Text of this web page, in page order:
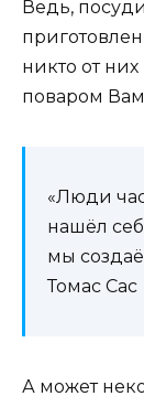
Ведь,
никто от
поваром Вам
«Люди
нашёл
мы
Томас Сас
А может